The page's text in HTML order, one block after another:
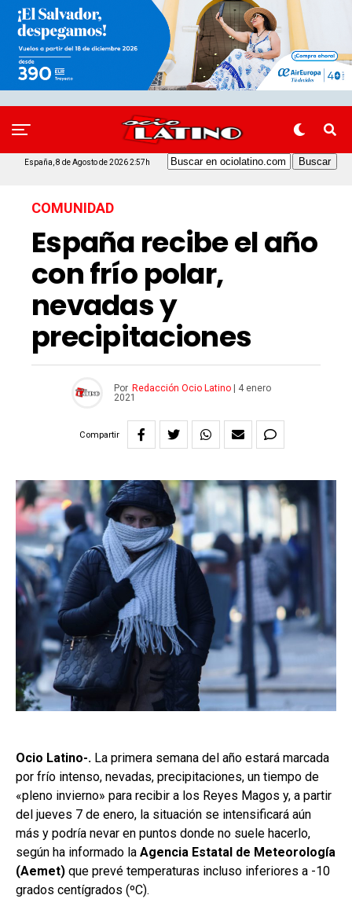
España, 8 de Agosto de 2026 2:57h
COMUNIDAD
España recibe el año
con frío polar,
nevadas y
precipitaciones
Por Redacción Ocio Latino|
4 enero
2021
Compartir
Ocio Latino-. La primera semana del año estará marcada
por frío intenso, nevadas, precipitaciones, un tiempo de
«pleno invierno» para recibir a los Reyes Magos y, a partir
del jueves 7 de enero, la situación se intensificará aún
más y podría nevar en puntos donde no suele hacerlo,
según ha informado la Agencia Estatal de Meteorología
(Aemet) que prevé temperaturas incluso inferiores a -10
grados centígrados (ºC).